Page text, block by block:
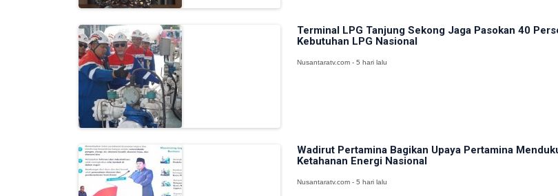
Terminal LPG Tanjung Sekong Jaga Pasokan 40
Kebutuhan LPG Nasional
Nusantaratv.com - 5 hari lalu
Wadirut Pertamina Bagikan Upaya Pertamina
Ketahanan Energi Nasional
Nusantaratv.com - 5 hari lalu